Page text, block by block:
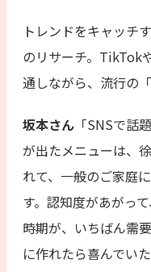
トレンドをキャッチ
のリサーチ。TikTok
通しながら、流行の
坂本さん 「SNSで話
が出たメニューは、
れて、一般のご家庭
す。認知度があがっ
時期が、いちばん需
に作れたら喜んでい